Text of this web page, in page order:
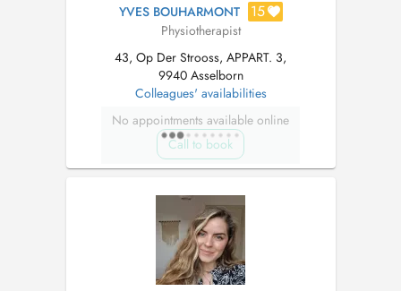
YVES BOUHARMONT 15
Physiotherapist
43, Op Der Strooss, APPART. 3,
9940 Asselborn
Colleagues' availabilities
No appointments available online
Call to book